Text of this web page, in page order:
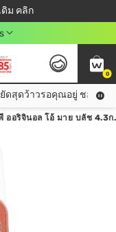
ดิม คลิก
ๆ 10%! 🎉
฿
ไง?
0
สุดว้าวรอคุณอยู่ ชอปคุ้มก
ออริจินอล โอ้ มาย บลัช 4.3